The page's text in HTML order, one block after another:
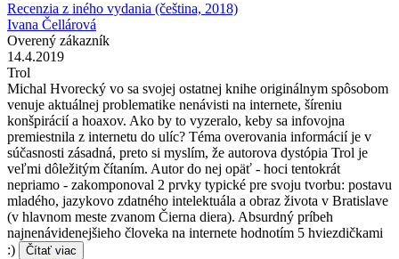
Recenzia z iného vydania (čeština, 2018)
Ivana Čellárová
Overený zákazník
14.4.2019
Trol
Michal Hvorecký vo sa svojej ostatnej knihe originálnym spôsobom
venuje aktuálnej problematike nenávisti na internete, šíreniu
konšpirácií a hoaxov. Ako by to vyzeralo, keby sa infovojna
premiestnila z internetu do ulíc? Téma overovania informácií je v
súčasnosti zásadná, preto si myslím, že autorova dystópia Trol je
veľmi dôležitým čítaním. Autor do nej opäť - hoci tentokrát
nepriamo - zakomponoval 2 prvky typické pre svoju tvorbu: postavu
mladého, jazykovo zdatného intelektuála a obraz života v Bratislave
(v hlavnom meste zvanom Čierna diera). Absurdný príbeh
najnenávidenejšieho človeka na internete hodnotím 5 hviezdičkami
:)
Čítať viac